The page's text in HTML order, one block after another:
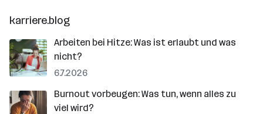
karriere.blog
Arbeiten bei Hitze: Was ist erlaubt und was
nicht?
6.7.2026
Burnout vorbeugen: Was tun, wenn alles zu
viel wird?